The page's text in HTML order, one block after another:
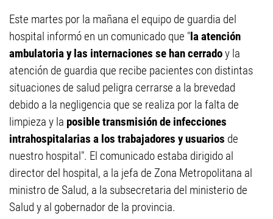
Este martes por la mañana el equipo de guardia del
hospital informó en un comunicado que "la atención
ambulatoria y las internaciones se han cerradoy la
atención de guardia que recibe pacientes con distintas
situaciones de salud peligra cerrarse a la brevedad
debido a la negligencia que se realiza por la falta de
limpieza y la posible transmisión de infecciones
intrahospitalarias a los trabajadores y usuarios de
nuestro hospital". El comunicado estaba dirigido al
director del hospital, a la jefa de Zona Metropolitana al
ministro de Salud, a la subsecretaria del ministerio de
Salud y al gobernador de la provincia.